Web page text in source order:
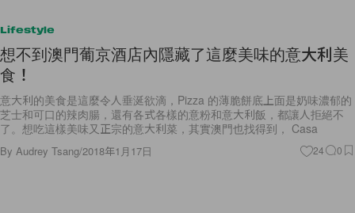
Lifestyle
想不到澳門葡京酒店內隱藏了這麼美味的意大利美
食！
意大利的美食是這麼令人垂涎欲滴，Pizza 的薄脆餅底上面是奶味濃郁的
芝士和可口的辣肉腸，還有各式各樣的意粉和意大利飯，都讓人拒絕不
了。想吃這樣美味又正宗的意大利菜，其實澳門也找得到， Casa
By Audrey Tsang/2018年1月17日 24 0